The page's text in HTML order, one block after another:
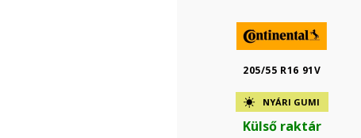
205/55 R16 91V
NYÁRI GUMI
Külső raktár